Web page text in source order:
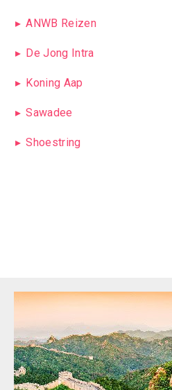
ANWB Reizen
De Jong Intra
Koning Aap
Sawadee
Shoestring